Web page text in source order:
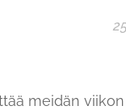
meidän